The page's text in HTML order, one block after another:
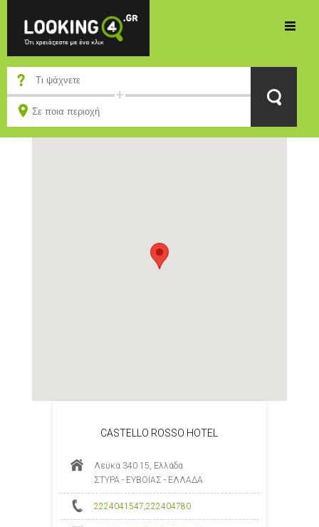
CASTELLO ROSSO HOTEL
Λευκά 340 15, Ελλάδα
ΣΤΥΡΑ - ΕΥΒΟΙΑΣ - ΕΛΛΑΔΑ
2224041547,222404780